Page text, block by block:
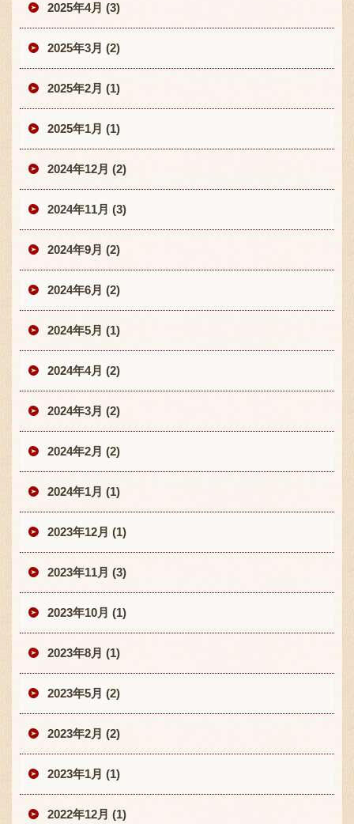
2025年4月 (3)
2025年3月 (2)
2025年2月 (1)
2025年1月 (1)
2024年12月 (2)
2024年11月 (3)
2024年9月 (2)
2024年6月 (2)
2024年5月 (1)
2024年4月 (2)
2024年3月 (2)
2024年2月 (2)
2024年1月 (1)
2023年12月 (1)
2023年11月 (3)
2023年10月 (1)
2023年8月 (1)
2023年5月 (2)
2023年2月 (2)
2023年1月 (1)
2022年12月 (1)